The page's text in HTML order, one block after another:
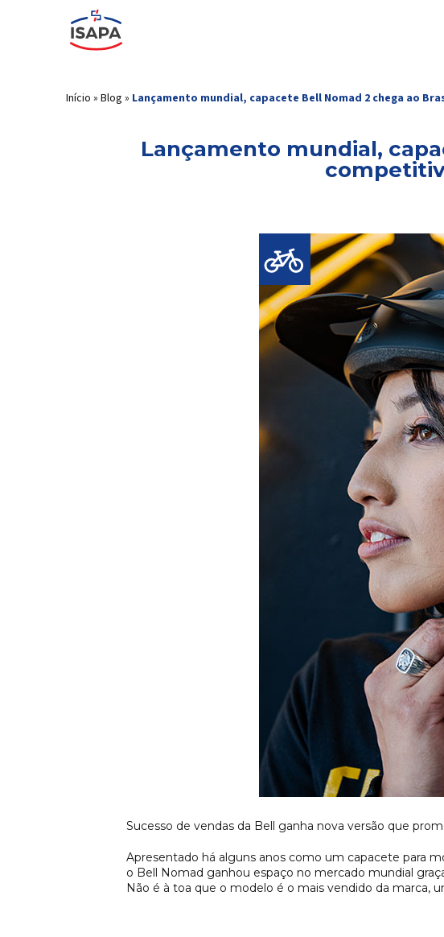
Início » Blog » Lançamento mundial, capacete Bell Nomad 2 chega ao
Lançamento mundial,
Sucesso de vendas da Bell ganha nova versão que
Apresentado há alguns anos como um capacete para
o Bell Nomad ganhou espaço no mercado mundial
Não é à toa que o modelo é o mais vendido da marca,